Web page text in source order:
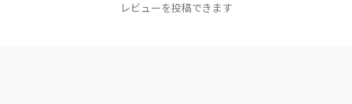
レビューを投稿できます